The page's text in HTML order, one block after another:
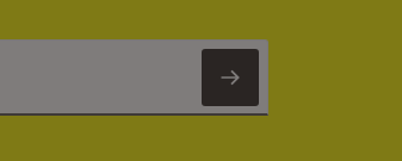
Newsletter